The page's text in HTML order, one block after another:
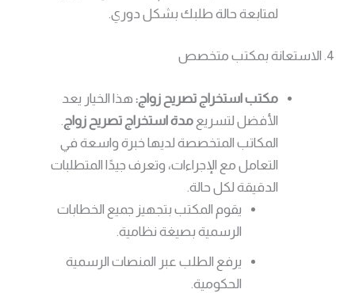
لمتابعة حالة طلبك بشكل دوري.
4. الاستعانة بمكتب متخصص
مكتب استخراج تصريح زواج: هذا الخيار يعد
الأفضل لتسريعمدة استخراج تصريح زواج
المكاتب المتخصصة لديها خبرة واسعة في
التعامل مع الإجراءات، وتعرف جيدًا المتطلبات
الدقيقة لكل حالة.
يقوم المكتب بتجهيز جميع الخطابات
الرسمية بصيغة نظامية.
يرفع الطلب عبر المنصات الرسمية
الحكومية.